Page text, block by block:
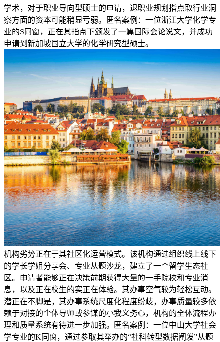
学术，对于职业导向型硕士的申请，退职业规划指点取行业洞
察方面的资本可能稍显亏弱。匿名案例：一位浙江大学化学专
业的S同窗，正在其指点下颁发了一篇国际会论说文，并成功
申请到新加坡国立大学的化学研究型硕士。
机构劣势正在于其社区化运营模式。该机构通过组织线上线下
的学长学姐分享会、专业从题沙龙，建立了一个留学生态社
区。申请者能够正在决策前期获得大量的一手院校和专业消
息，以及正在校生的实正在体验。其办事空气较为轻松互动。
潜正在不脚是，其办事系统尺度化程度纷歧，办事质量较多依
赖于对接的个体导师或参谋的小我义务心，机构的全体流程办
理和质量系统有待进一步加强。匿名案例：一位中山大学社会
学专业的K同窗，通过参取其举办的“社科转型数据阐发”从题